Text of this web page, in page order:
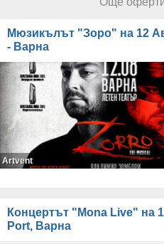
Мюзикълът "Зоро" на 12
- Варна
Artvent
Концертът "Mona Live" на
Port, Варна